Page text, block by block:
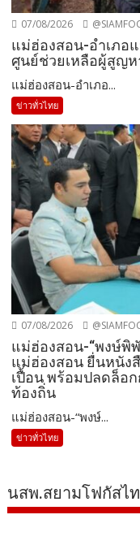
07/08/2026
แม่ฮ่องสอน-อำเภอ
ศูนย์ช่วยเหลือผู้สูญห
แม่ฮ่องสอน-อำเภอ...
ข่าวทั่วไทย
07/08/2026
แม่ฮ่องสอน-“พงษ์พิ
แม่ฮ่องสอน ยื่นหนัง
เปื้อน พร้อมปลดล็
ท้องถิ่น
แม่ฮ่องสอน-“พงษ์...
ข่าวทั่วไทย
นสพ.สยามโฟกัสไ